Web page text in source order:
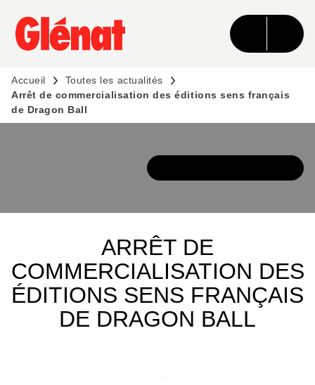
MENU RECHERCHE CONTENU
PIED DE PAGE
Accueil
Toutes les actualités
Arrêt de commercialisation des éditions sens français
de Dragon Ball
ARRÊT DE
COMMERCIALISATION DES
ÉDITIONS SENS FRANÇAIS
DE DRAGON BALL